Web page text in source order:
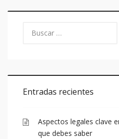
Entradas recientes
Aspectos legales clave
que debes saber